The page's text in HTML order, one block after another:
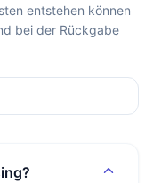
entstehen können
bei der Rückgabe